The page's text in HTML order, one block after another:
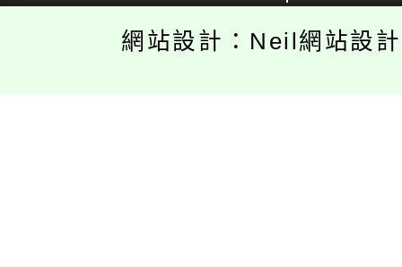
網站設計：Neil網站設